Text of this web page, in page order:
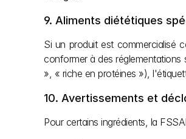
9. Aliments diététiques
Si un produit est commercialisé
conformer à des réglementations
», « riche en protéines »),
10. Avertissements et
Pour certains ingrédients, la